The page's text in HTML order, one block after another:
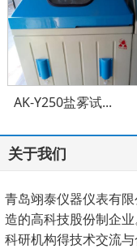
AK-Y250盐雾试...
关于我们
青岛翊泰仪器仪表有
造的高科技股份制企
科研机构得技术交流